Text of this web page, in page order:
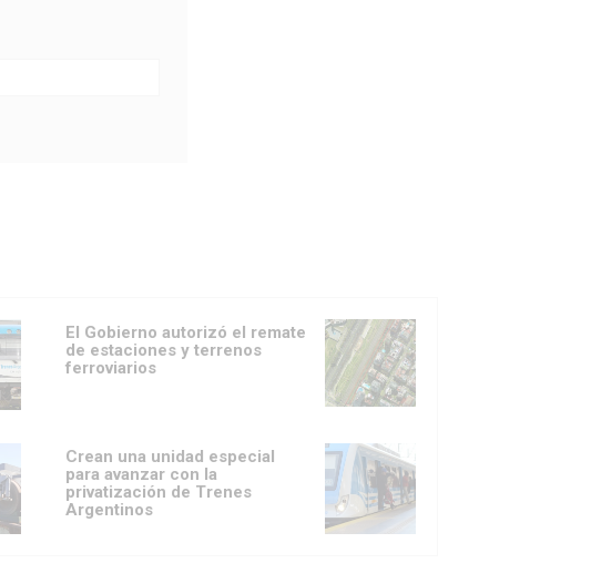
El Gobierno autorizó el remate
de estaciones y terrenos
ferroviarios
Crean una unidad especial
para avanzar con la
privatización de Trenes
Argentinos